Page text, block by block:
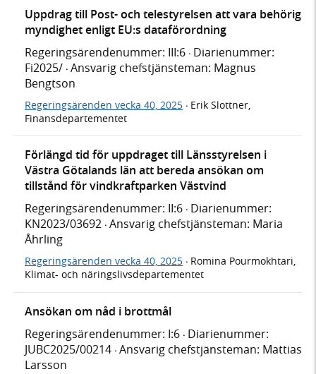
Uppdrag till Post- och telestyrelsen att vara behörig
myndighet enligt EU:s dataförordning
Regeringsärendenummer: III:6 · Diarienummer:
Fi2025/ · Ansvarig chefstjänsteman: Magnus
Bengtson
Regeringsärenden vecka 40, 2025 · Erik Slottner,
Finansdepartementet
Förlängd tid för uppdraget till Länsstyrelsen i
Västra Götalands län att bereda ansökan om
tillstånd för vindkraftparken Västvind
Regeringsärendenummer: II:6 · Diarienummer:
KN2023/03692 · Ansvarig chefstjänsteman: Maria
Åhrling
Regeringsärenden vecka 40, 2025 · Romina Pourmokhtari,
Klimat- och näringslivsdepartementet
Ansökan om nåd i brottmål
Regeringsärendenummer: I:6 · Diarienummer:
JUBC2025/00214 · Ansvarig chefstjänsteman: Mattias
Larsson